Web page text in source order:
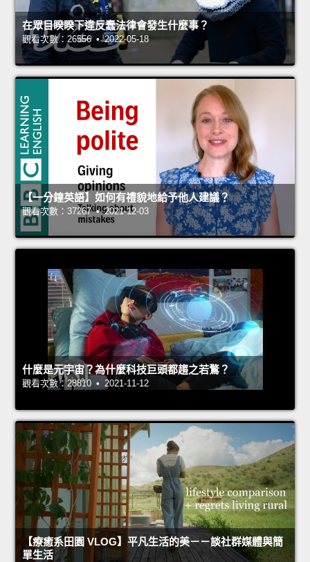
在眾目睽睽下違反蠢法律會發生什麼事？
觀看次數：26556 • 2022-05-18
【一分鐘英語】如何有禮貌地給予他人建議？
觀看次數：37267 • 2021-12-03
什麼是元宇宙？為什麼科技巨頭都趨之若鶩？
觀看次數：28810 • 2021-11-12
【療癒系田園 VLOG】平凡生活的美－－談社群媒體與簡
單生活